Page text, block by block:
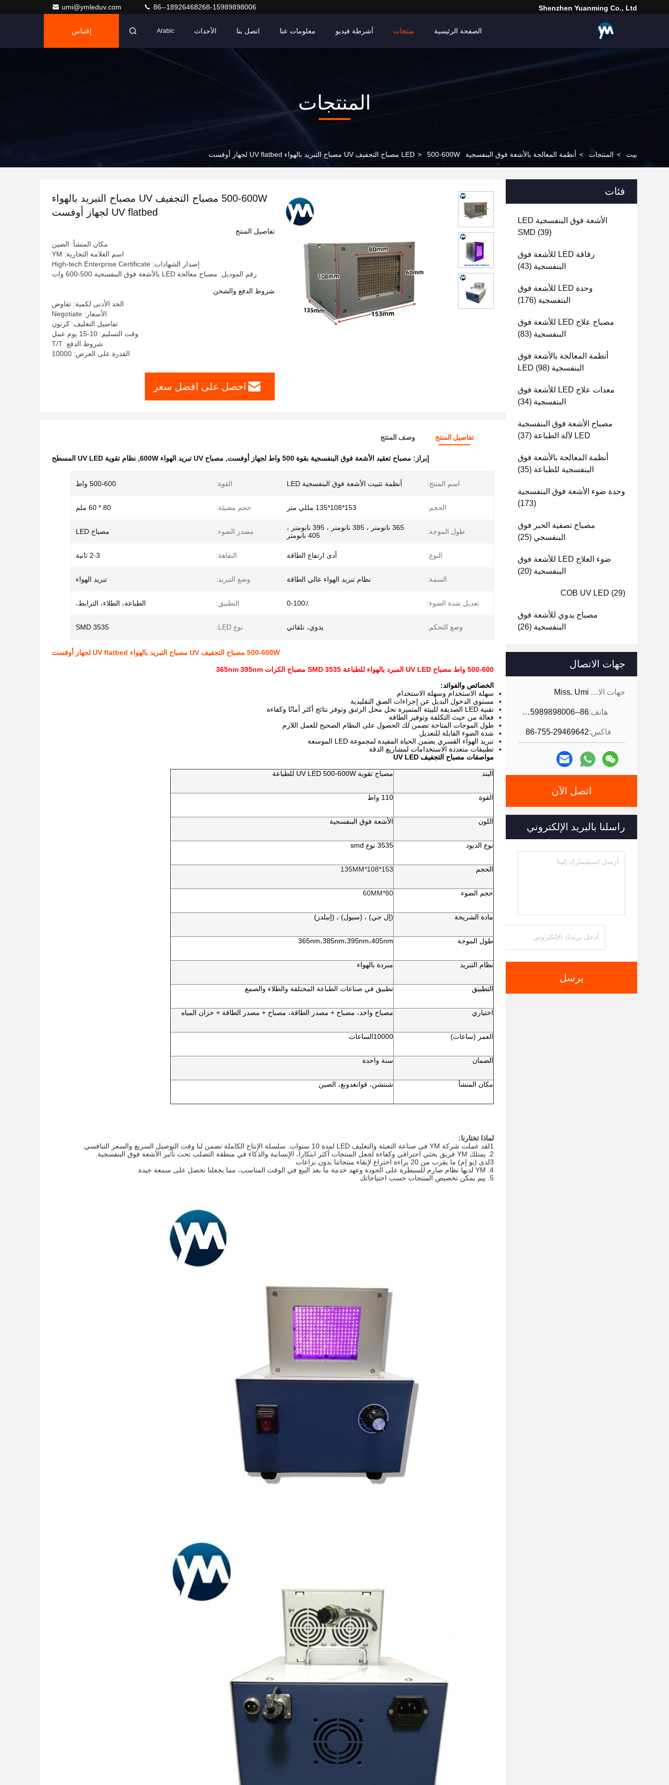
Shenzhen Yuanming Co., Ltd
umi@ymleduv.com 86--18926468268-15989898006
الصفحة الرئيسية منتجات أشرطة فيديو معلومات عنا اتصل بنا الأحداث Arabic إقتباس
المنتجات
بيت > المنتجات > أنظمة المعالجة بالأشعة فوق البنفسجية LED > 500-600W مصباح التجفيف UV مصباح التبريد بالهواء UV flatbed لجهاز أوفست
فئات
الأشعة فوق البنفسجية LED
SMD (39)
رقاقة LED للأشعة فوق
البنفسجية (43)
وحدة LED للأشعة فوق
البنفسجية (176)
مصباح علاج LED للأشعة فوق
البنفسجية (83)
أنظمة المعالجة بالأشعة فوق
البنفسجية LED (98)
معدات علاج LED للأشعة فوق
البنفسجية (34)
مصباح الأشعة فوق البنفسجية
LED لآلة الطباعة
(37)
أنظمة المعالجة بالأشعة فوق
البنفسجية للطباعة (35)
وحدة ضوء الأشعة فوق البنفسجية
(173)
مصباح تصفية الحبر فوق
البنفسجي (25)
ضوء العلاج LED للأشعة فوق
البنفسجية (20)
COB UV LED (29)
مصباح يدوي للأشعة فوق
البنفسجية (26)
جهات الاتصال
جهات الاتصال: Miss. Umi
هاتف: 86--18926468268-15989898006
فاكس:86-755-29469642
اتصل الآن
راسلنا بالبريد الإلكتروني
يرسل
500-600W مصباح التجفيف UV مصباح التبريد بالهواء
UV flatbed لجهاز أوفست
تفاصيل المنتج
مكان المنشأ: الصين
اسم العلامة التجارية: YM
إصدار الشهادات: High-tech Enterprise Certificate
رقم الموديل: مصباح معالجة LED بالأشعة فوق البنفسجية 500-600 وات
شروط الدفع والشحن
الحد الأدنى لكمية: تفاوض
الأسعار: Negotiate
تفاصيل التغليف: كرتون
وقت التسليم: 10-15 يوم عمل
شروط الدفع: T/T
القدرة على العرض: 10000
احصل على افضل سعر
تفاصيل المنتج وصف المنتج
إبراز: مصباح تعقيد الأشعة فوق البنفسجية بقوة 500 واط لجهاز أوفست , مصباح UV تبريد الهواء 600W , نظام تقوية UV LED المسطح
اسم المنتج: أنظمة تثبيت الأشعة فوق البنفسجية LED القوة: 500-600 واط
الحجم: 153*108*135 مللي متر حجم مضيئة: 80 * 60 ملم
طول الموجة:
365 نانومتر ، 385 نانومتر ، 395 نانومتر ،
405 نانومتر
مصدر الضوء: مصباح LED
النوع: أدى ارتفاع الطاقة النقاهة: 2-3 ثانية
السمة: نظام تبريد الهواء عالي الطاقة وضع التبريد: تبريد الهواء
تعديل شدة الضوء: 0-100٪ التطبيق: الطباعة، الطلاء، الترابط،
وضع التحكم: يدوي، تلقائي نوع LED: 3535 SMD
500-600W مصباح التجفيف UV مصباح التبريد بالهواء UV flatbed لجهاز أوفست
500-600 واط مصباح UV LED المبرد بالهواء للطباعة 3535 SMD مصباح الكرات 365nm 395nm
الخصائص والفوائد:
سهلة الاستخدام وسهلة الاستخدام
مستوى الدخول البديل عن إجراءات الصق التقليدية
تقنية LED الصديقة للبيئة المتميزة تحل محل الزئبق وتوفر نتائج أكثر أمانًا وكفاءة
فعالة من حيث التكلفة وتوفير الطاقة
طول الموجات المتاحة تضمن لك الحصول على النظام الصحيح للعمل اللازم
شدة الضوء القابلة للتعديل
تبريد الهواء القسري يضمن الحياة المفيدة لمجموعة LED الموسعة
تطبيقات متعددة الاستخدامات لمشاريع الدقة
مواصفات مصباح التجفيف UV LED
البند مصباح تقوية UV LED 500-600W للطباعة
القوة 110 واط
اللون الأشعة فوق البنفسجية
نوع الديود 3535 نوع smd
الحجم 153*108*135MM
حجم الضوء 80*60MM
مادة الشريحة (إل جي) ، (سيول) ، (إبيلدز)
طول الموجة 365nm،385nm،395nm،405nm
نظام التبريد مبردة بالهواء
التطبيق تطبيق في صناعات الطباعة المختلفة والطلاء والصمغ.
اختياري مصباح واحد، مصباح + مصدر الطاقة، مصباح + مصدر الطاقة + خزان المياه
العمر (ساعات) 10000الساعات
الضمان سنة واحدة
مكان المنشأ شنتشن، قوانغدونغ، الصين
لماذا تختارنا:
1لقد عملت شركة YM في صناعة التعبئة والتغليف LED لمدة 10 سنوات. سلسلة الإنتاج الكاملة تضمن لنا وقت التوصيل السريع والسعر التنافسي.
2. يمتلك YM فريق بحثي احترافي وكفاءة لجعل المنتجات أكثر ابتكارا، الإنسانية والذكاء في منطقة التصلب تحت تأثير الأشعة فوق البنفسجية.
3لدى (يو إم) ما يقرب من 20 براءة اختراع لإبقاء منتجاتنا بدون نزاعات
4. YM لديها نظام صارم للسيطرة على الجودة وعهد خدمة ما بعد البيع في الوقت المناسب، مما يجعلنا نحصل على سمعة جيدة.
5. ييم يمكن تخصيص المنتجات حسب احتياجاتك